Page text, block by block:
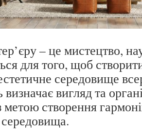
– це мистецтво,
для того, щоб
середовище
вигляд та
метою створення